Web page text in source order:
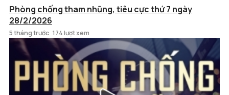
Phòng chống tham nhũng, tiêu cực thứ 7 ngày
28/2/2026
5 tháng trước 174 lượt xem